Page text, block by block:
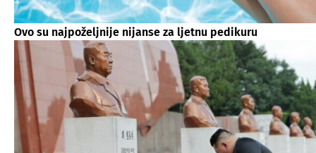
Ovo su najpoželjnije nijanse za ljetnu pedikuru